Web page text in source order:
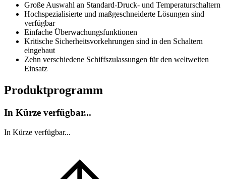
Große Auswahl an Standard-Druck- und Temperaturschaltern
Hochspezialisierte und maßgeschneiderte Lösungen sind
verfügbar
Einfache Überwachungsfunktionen
Kritische Sicherheitsvorkehrungen sind in den Schaltern
eingebaut
Zehn verschiedene Schiffszulassungen für den weltweiten
Einsatz
Produktprogramm
In Kürze verfügbar...
In Kürze verfügbar...